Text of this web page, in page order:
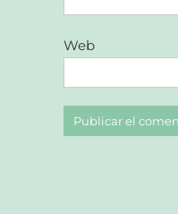
Web